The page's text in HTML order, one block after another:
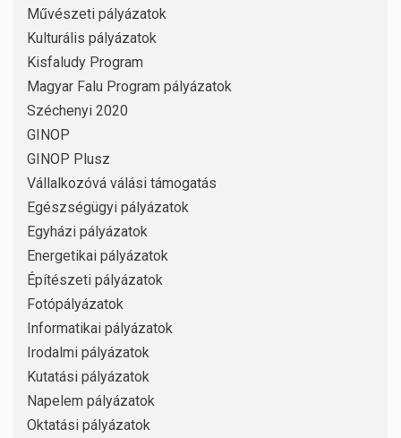
Művészeti pályázatok
Kulturális pályázatok
Kisfaludy Program
Magyar Falu Program pályázatok
Széchenyi 2020
GINOP
GINOP Plusz
Vállalkozóvá válási támogatás
Egészségügyi pályázatok
Egyházi pályázatok
Energetikai pályázatok
Építészeti pályázatok
Fotópályázatok
Informatikai pályázatok
Irodalmi pályázatok
Kutatási pályázatok
Napelem pályázatok
Oktatási pályázatok